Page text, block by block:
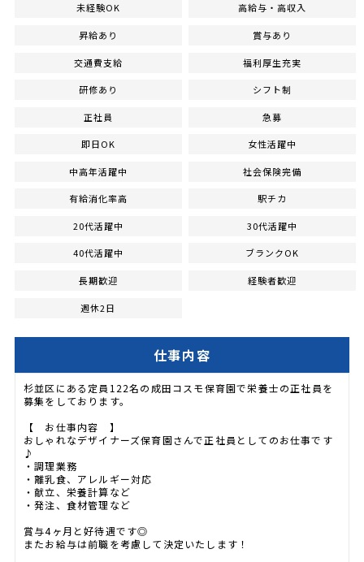
未経験OK 高給与・高収入
昇給あり 賞与あり
交通費支給 福利厚生充実
研修あり シフト制
正社員 急募
即日OK 女性活躍中
中高年活躍中 社会保険完備
有給消化率高 駅チカ
20代活躍中 30代活躍中
40代活躍中 ブランクOK
長期歓迎 経験者歓迎
週休2日
仕事内容
杉並区にある定員122名の成田コスモ保育園で栄養士の正社員を
募集をしております。
【 お仕事内容 】
おしゃれなデザイナーズ保育園さんで正社員としてのお仕事です
♪
・調理業務
・離乳食、アレルギー対応
・献立、栄養計算など
・発注、食材管理など
賞与4ヶ月と好待遇です◎
またお給与は前職を考慮して決定いたします！